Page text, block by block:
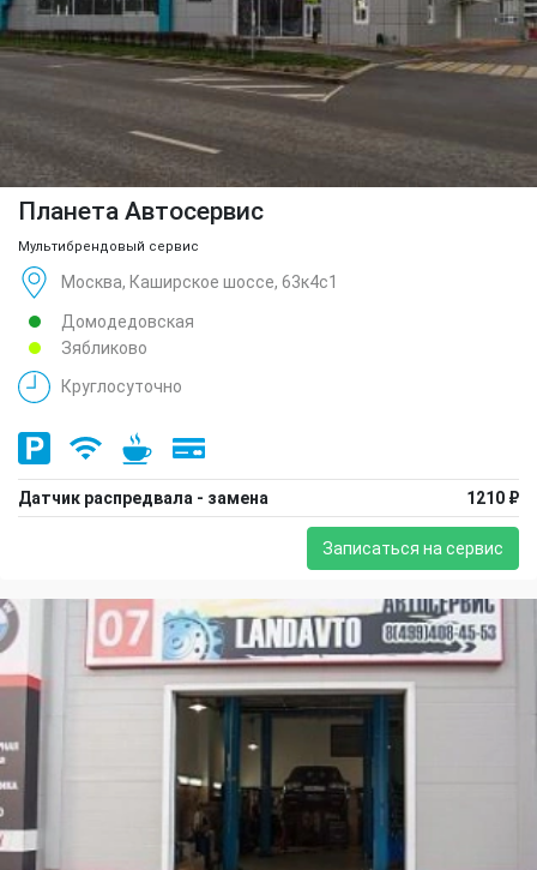
Планета Автосервис
Мультибрендовый сервис
Москва, Каширское шоссе, 63к4с1
Домодедовская
Зябликово
Круглосуточно
Датчик распредвала - замена 1210 ₽
Записаться на сервис